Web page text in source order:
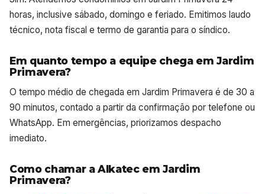
horas, inclusive sábado, domingo e feriado. Emitimos laudo
técnico, nota fiscal e termo de garantia para o síndico.
Em quanto tempo a equipe chega em Jardim
Primavera?
O tempo médio de chegada em Jardim Primavera é de 30 a
90 minutos, contado a partir da confirmação por telefone ou
WhatsApp. Em emergências, priorizamos despacho
imediato.
Como chamar a Alkatec em Jardim
Primavera?